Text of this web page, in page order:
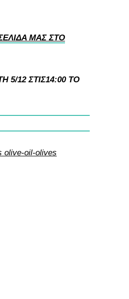
ΜΑΣ ΣΤΟ
12 ΣΤΙΣ14:00 TO
olive-oil-olives